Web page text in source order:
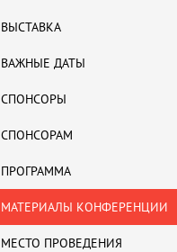
ВЫСТАВКА
ВАЖНЫЕ ДАТЫ
СПОНСОРЫ
СПОНСОРАМ
ПРОГРАММА
МАТЕРИАЛЫ КОНФЕРЕНЦИИ
МЕСТО ПРОВЕДЕНИЯ